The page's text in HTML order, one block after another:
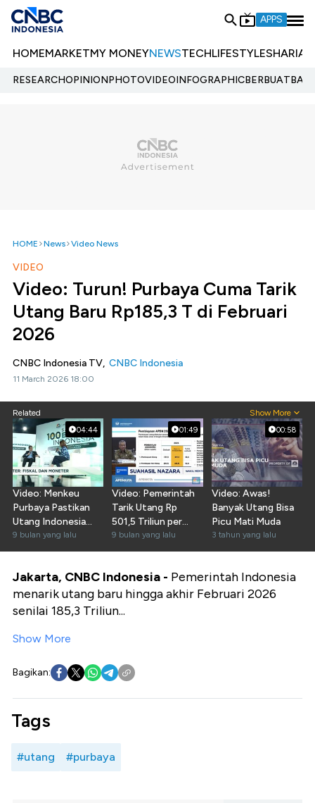
APPS
HOMEMARKETMY MONEYNEWSTECHLIFESTYLESHARIA
RESEARCHOPINIONPHOTOVIDEOINFOGRAPHIC
HOME News Video News
VIDEO
Video: Turun! Purbaya Cuma Tarik
Utang Baru Rp185,3 T di Februari
2026
CNBC Indonesia TV, CNBC Indonesia
11 March 2026 18:00
Related Show More
04:44
Video: Menkeu
Purbaya Pastikan
Utang Indonesia
Masih Aman
Terkendali
9 bulan yang lalu
01:49
Video: Pemerintah
Tarik Utang Rp
501,5 Triliun per
September 2025
9 bulan yang lalu
00:58
Video: Awas!
Banyak Utang Bisa
Picu Mati Muda
3 tahun yang lalu
Jakarta, CNBC Indonesia - Pemerintah Indonesia
menarik utang baru hingga akhir Februari 2026
senilai 185,3 Triliun...
Show More
Bagikan:
Tags
#utang #purbaya